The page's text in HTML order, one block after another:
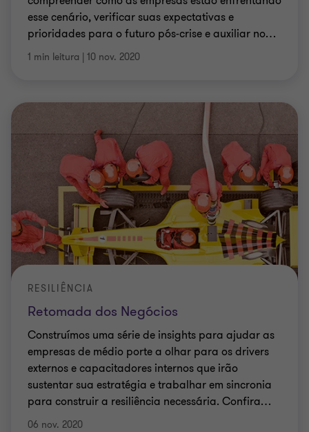
esse cenário, verificar suas expectativas e
prioridades para o futuro pós-crise e auxiliar no…
1 min leitura | 10 nov. 2020
Retomada dos Negócios
RESILIÊNCIA
Construímos uma série de insights para ajudar as
empresas de médio porte a olhar para os drivers
externos e capacitadores internos que irão
sustentar sua estratégia e trabalhar em sincronia
para construir a resiliência necessária. Confira…
06 nov. 2020